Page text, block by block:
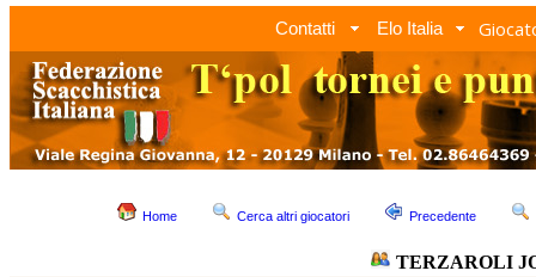
Contatti Elo Italia
Home Cerca altri giocatori Precedente
TERZAROLI